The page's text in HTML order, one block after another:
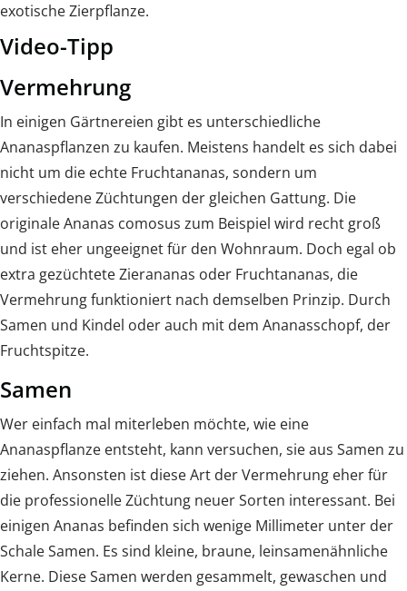
exotische Zierpflanze.
Video-Tipp
Vermehrung
In einigen Gärtnereien gibt es unterschiedliche
Ananaspflanzen zu kaufen. Meistens handelt es sich dabei
nicht um die echte Fruchtananas, sondern um
verschiedene Züchtungen der gleichen Gattung. Die
originale Ananas comosus zum Beispiel wird recht groß
und ist eher ungeeignet für den Wohnraum. Doch egal ob
extra gezüchtete Zierananas oder Fruchtananas, die
Vermehrung funktioniert nach demselben Prinzip. Durch
Samen und Kindel oder auch mit dem Ananasschopf, der
Fruchtspitze.
Samen
Wer einfach mal miterleben möchte, wie eine
Ananaspflanze entsteht, kann versuchen, sie aus Samen zu
ziehen. Ansonsten ist diese Art der Vermehrung eher für
die professionelle Züchtung neuer Sorten interessant. Bei
einigen Ananas befinden sich wenige Millimeter unter der
Schale Samen. Es sind kleine, braune, leinsamenähnliche
Kerne. Diese Samen werden gesammelt, gewaschen und